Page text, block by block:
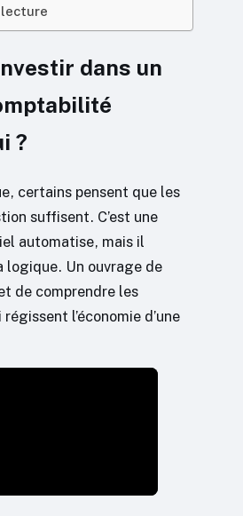
dans un
?
certains pensent que les
suffisent. C’est une
automatise, mais il
logique. Un ouvrage de
de comprendre les
l’économie d’une